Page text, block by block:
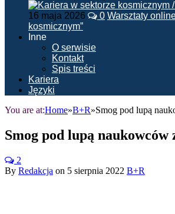
16 maja 2026 0 Warsztaty
kosmicznym”
Inne
O serwisie
Kontakt
Spis treści
Kariera
Języki
You are at:Home»B+R»Smog pod lupą
Smog pod lupą naukowców
2
By Redakcja on 5 sierpnia 2022 B+R